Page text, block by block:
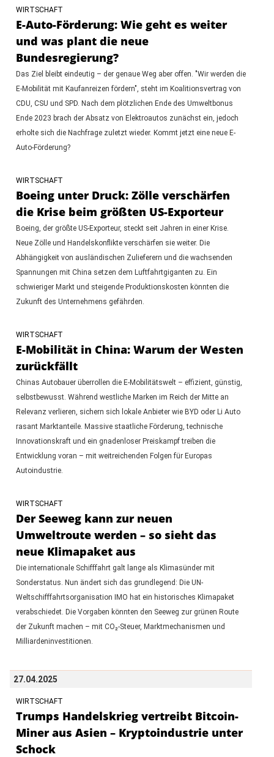
WIRTSCHAFT
E-Auto-Förderung: Wie geht es weiter
und was plant die neue
Bundesregierung?
Das Ziel bleibt eindeutig – der genaue Weg aber offen. "Wir werden die
E-Mobilität mit Kaufanreizen fördern", steht im Koalitionsvertrag von
CDU, CSU und SPD. Nach dem plötzlichen Ende des Umweltbonus
Ende 2023 brach der Absatz von Elektroautos zunächst ein, jedoch
erholte sich die Nachfrage zuletzt wieder. Kommt jetzt eine neue E-
Auto-Förderung?
WIRTSCHAFT
Boeing unter Druck: Zölle verschärfen
die Krise beim größten US-Exporteur
Boeing, der größte US-Exporteur, steckt seit Jahren in einer Krise.
Neue Zölle und Handelskonflikte verschärfen sie weiter. Die
Abhängigkeit von ausländischen Zulieferern und die wachsenden
Spannungen mit China setzen dem Luftfahrtgiganten zu. Ein
schwieriger Markt und steigende Produktionskosten könnten die
Zukunft des Unternehmens gefährden.
WIRTSCHAFT
E-Mobilität in China: Warum der Westen
zurückfällt
Chinas Autobauer überrollen die E-Mobilitätswelt – effizient, günstig,
selbstbewusst. Während westliche Marken im Reich der Mitte an
Relevanz verlieren, sichern sich lokale Anbieter wie BYD oder Li Auto
rasant Marktanteile. Massive staatliche Förderung, technische
Innovationskraft und ein gnadenloser Preiskampf treiben die
Entwicklung voran – mit weitreichenden Folgen für Europas
Autoindustrie.
WIRTSCHAFT
Der Seeweg kann zur neuen
Umweltroute werden – so sieht das
neue Klimapaket aus
Die internationale Schifffahrt galt lange als Klimasünder mit
Sonderstatus. Nun ändert sich das grundlegend: Die UN-
Weltschifffahrtsorganisation IMO hat ein historisches Klimapaket
verabschiedet. Die Vorgaben könnten den Seeweg zur grünen Route
der Zukunft machen – mit CO₂-Steuer, Marktmechanismen und
Milliardeninvestitionen.
27.04.2025
WIRTSCHAFT
Trumps Handelskrieg vertreibt Bitcoin-
Miner aus Asien – Kryptoindustrie unter
Schock